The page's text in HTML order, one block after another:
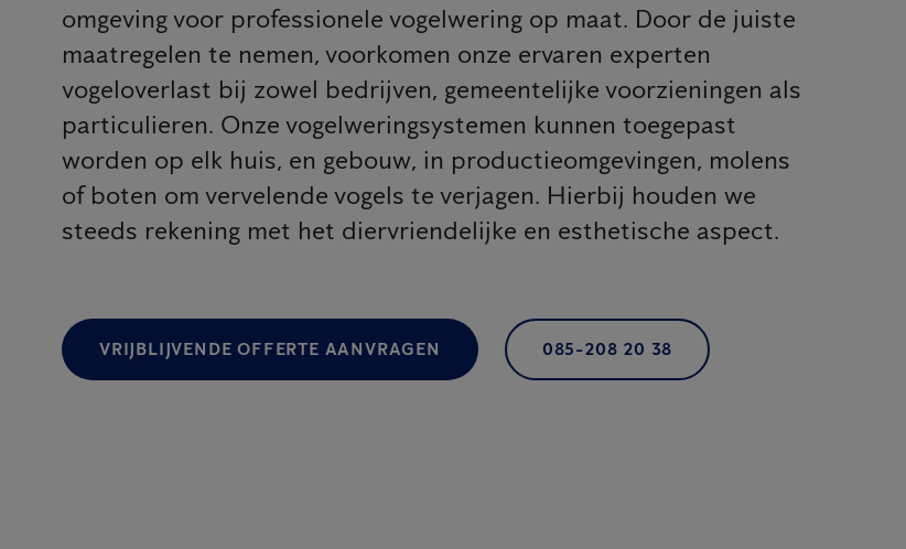
omgeving voor professionele vogelwering op maat. Door de juiste
maatregelen te nemen, voorkomen onze ervaren experten
vogeloverlast bij zowel bedrijven, gemeentelijke voorzieningen als
particulieren. Onze vogelweringsystemen kunnen toegepast
worden op elk huis, en gebouw, in productieomgevingen, molens
of boten om vervelende vogels te verjagen. Hierbij houden we
steeds rekening met het diervriendelijke en esthetische aspect.
VRIJBLIJVENDE OFFERTE AANVRAGEN 085-208 20 38